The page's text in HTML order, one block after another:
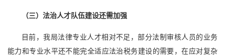
（三）法治人才队伍建设还需加强
目前，我局法律专业人才相对不足，部分法制审核人员的业务
能力和专业水平还不能完全适应法治税务建设的需要，在应对复杂